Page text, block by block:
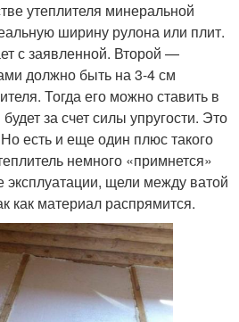
утеплителя минеральной
ширину рулона или плит.
с заявленной. Второй —
должно быть на 3-4 см
Тогда его можно ставить в
за счет силы упругости. Это
есть и еще один плюс такого
немного «примнется»
эксплуатации, щели между ватой
как материал распрямится.